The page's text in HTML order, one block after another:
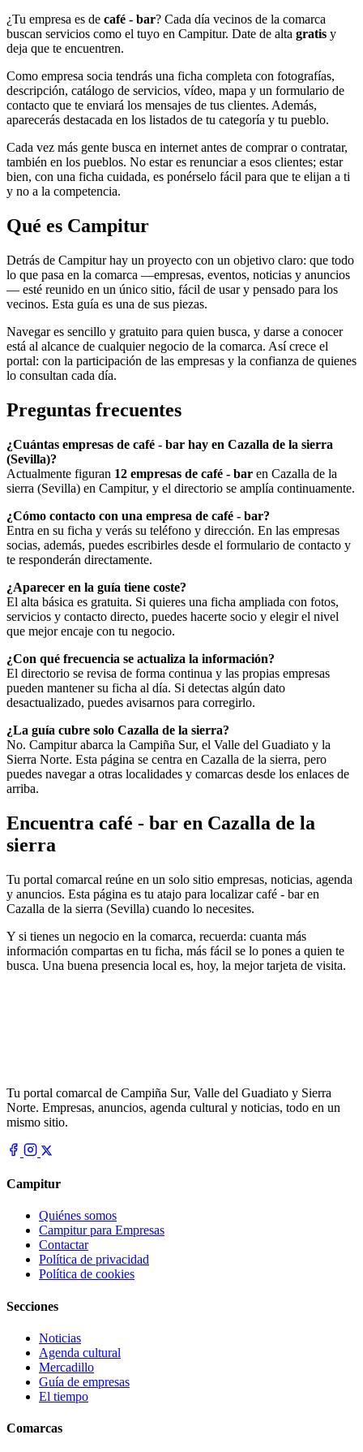
¿Tu empresa es de café - bar? Cada día vecinos de la comarca
buscan servicios como el tuyo en Campitur. Date de alta gratis y
deja que te encuentren.
Como empresa socia tendrás una ficha completa con fotografías,
descripción, catálogo de servicios, vídeo, mapa y un formulario de
contacto que te enviará los mensajes de tus clientes. Además,
aparecerás destacada en los listados de tu categoría y tu pueblo.
Cada vez más gente busca en internet antes de comprar o contratar,
también en los pueblos. No estar es renunciar a esos clientes; estar
bien, con una ficha cuidada, es ponérselo fácil para que te elijan a ti
y no a la competencia.
Qué es Campitur
Detrás de Campitur hay un proyecto con un objetivo claro: que todo
lo que pasa en la comarca —empresas, eventos, noticias y anuncios
— esté reunido en un único sitio, fácil de usar y pensado para los
vecinos. Esta guía es una de sus piezas.
Navegar es sencillo y gratuito para quien busca, y darse a conocer
está al alcance de cualquier negocio de la comarca. Así crece el
portal: con la participación de las empresas y la confianza de quienes
lo consultan cada día.
Preguntas frecuentes
¿Cuántas empresas de café - bar hay en Cazalla de la sierra
(Sevilla)?
Actualmente figuran 12 empresas de café - bar en Cazalla de la
sierra (Sevilla) en Campitur, y el directorio se amplía continuamente.
¿Cómo contacto con una empresa de café - bar?
Entra en su ficha y verás su teléfono y dirección. En las empresas
socias, además, puedes escribirles desde el formulario de contacto y
te responderán directamente.
¿Aparecer en la guía tiene coste?
El alta básica es gratuita. Si quieres una ficha ampliada con fotos,
servicios y contacto directo, puedes hacerte socio y elegir el nivel
que mejor encaje con tu negocio.
¿Con qué frecuencia se actualiza la información?
El directorio se revisa de forma continua y las propias empresas
pueden mantener su ficha al día. Si detectas algún dato
desactualizado, puedes avisarnos para corregirlo.
¿La guía cubre solo Cazalla de la sierra?
No. Campitur abarca la Campiña Sur, el Valle del Guadiato y la
Sierra Norte. Esta página se centra en Cazalla de la sierra, pero
puedes navegar a otras localidades y comarcas desde los enlaces de
arriba.
Encuentra café - bar en Cazalla de la
sierra
Tu portal comarcal reúne en un solo sitio empresas, noticias, agenda
y anuncios. Esta página es tu atajo para localizar café - bar en
Cazalla de la sierra (Sevilla) cuando lo necesites.
Y si tienes un negocio en la comarca, recuerda: cuanta más
información compartas en tu ficha, más fácil se lo pones a quien te
busca. Una buena presencia local es, hoy, la mejor tarjeta de visita.
Tu portal comarcal de Campiña Sur, Valle del Guadiato y Sierra
Norte. Empresas, anuncios, agenda cultural y noticias, todo en un
mismo sitio.
Campitur
Quiénes somos
Campitur para Empresas
Contactar
Política de privacidad
Política de cookies
Secciones
Noticias
Agenda cultural
Mercadillo
Guía de empresas
El tiempo
Comarcas